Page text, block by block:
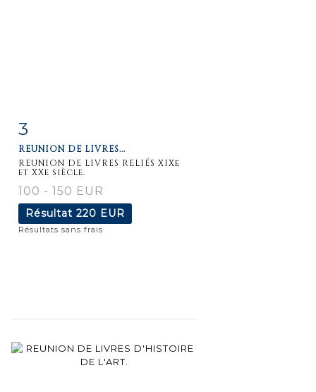
3
REUNION DE LIVRES...
REUNION DE LIVRES RELIÉS XIXe
et XXe siècle.
100 - 150 EUR
Résultat 220 EUR
Résultats sans frais